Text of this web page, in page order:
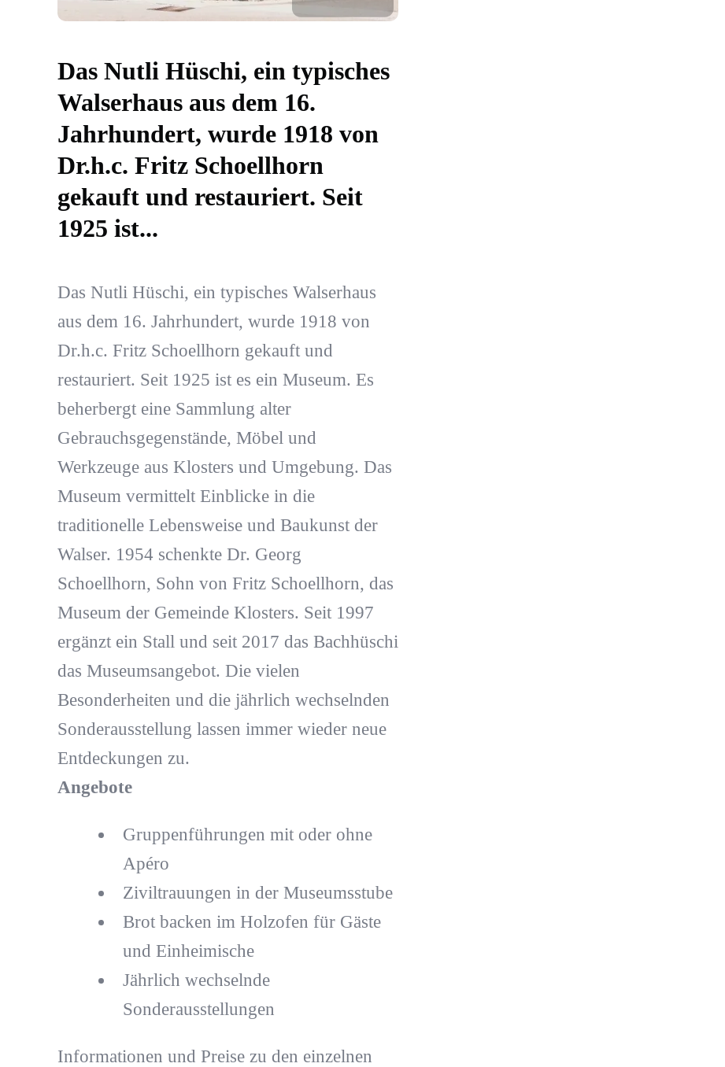
Das Nutli Hüschi, ein typisches
Walserhaus aus dem 16.
Jahrhundert, wurde 1918 von
Dr.h.c. Fritz Schoellhorn
gekauft und restauriert. Seit
1925 ist...
Das Nutli Hüschi, ein typisches Walserhaus
aus dem 16. Jahrhundert, wurde 1918 von
Dr.h.c. Fritz Schoellhorn gekauft und
restauriert. Seit 1925 ist es ein Museum. Es
beherbergt eine Sammlung alter
Gebrauchsgegenstände, Möbel und
Werkzeuge aus Klosters und Umgebung. Das
Museum vermittelt Einblicke in die
traditionelle Lebensweise und Baukunst der
Walser. 1954 schenkte Dr. Georg
Schoellhorn, Sohn von Fritz Schoellhorn, das
Museum der Gemeinde Klosters. Seit 1997
ergänzt ein Stall und seit 2017 das Bachhüschi
das Museumsangebot. Die vielen
Besonderheiten und die jährlich wechselnden
Sonderausstellung lassen immer wieder neue
Entdeckungen zu.
Angebote
Gruppenführungen mit oder ohne
Apéro
Ziviltrauungen in der Museumsstube
Brot backen im Holzofen für Gäste
und Einheimische
Jährlich wechselnde
Sonderausstellungen
Informationen und Preise zu den einzelnen